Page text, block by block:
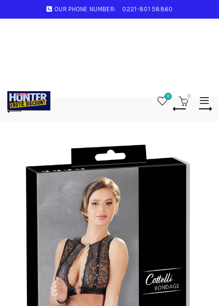
OUR PHONE NUMBER: 0221-801 58860
0 0